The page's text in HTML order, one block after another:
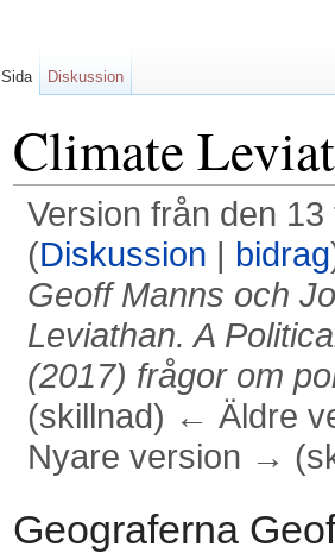
Climate
Version från den
(Diskussion | bidrag
Geoff Manns och
Leviathan. A
(2017) frågor om
(skillnad) ← Äldre
Nyare version →
Geograferna
Sida Diskussion